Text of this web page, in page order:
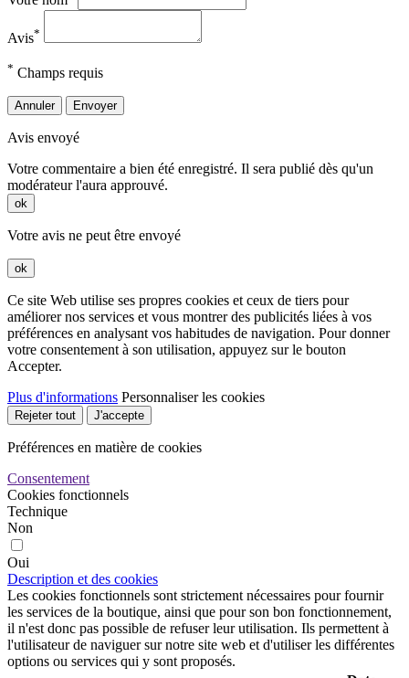
Avis*
* Champs requis
Annuler Envoyer
Avis envoyé
Votre commentaire a bien été enregistré. Il sera publié dès qu'un
modérateur l'aura approuvé.
ok
Votre avis ne peut être envoyé
ok
Ce site Web utilise ses propres cookies et ceux de tiers pour
améliorer nos services et vous montrer des publicités liées à vos
préférences en analysant vos habitudes de navigation. Pour donner
votre consentement à son utilisation, appuyez sur le bouton
Accepter.
Plus d'informations Personnaliser les cookies
Rejeter tout J'accepte
Préférences en matière de cookies
Consentement
Cookies fonctionnels
Technique
Non
Oui
Description et des cookies
Les cookies fonctionnels sont strictement nécessaires pour fournir
les services de la boutique, ainsi que pour son bon fonctionnement,
il n'est donc pas possible de refuser leur utilisation. Ils permettent à
l'utilisateur de naviguer sur notre site web et d'utiliser les différentes
options ou services qui y sont proposés.